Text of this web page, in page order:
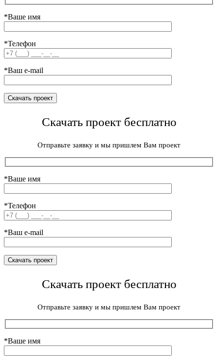
*Ваше имя
*Телефон
*Ваш e-mail
Скачать проект бесплатно
Отправьте заявку и мы пришлем Вам проект
*Ваше имя
*Телефон
*Ваш e-mail
Скачать проект бесплатно
Отправьте заявку и мы пришлем Вам проект
*Ваше имя